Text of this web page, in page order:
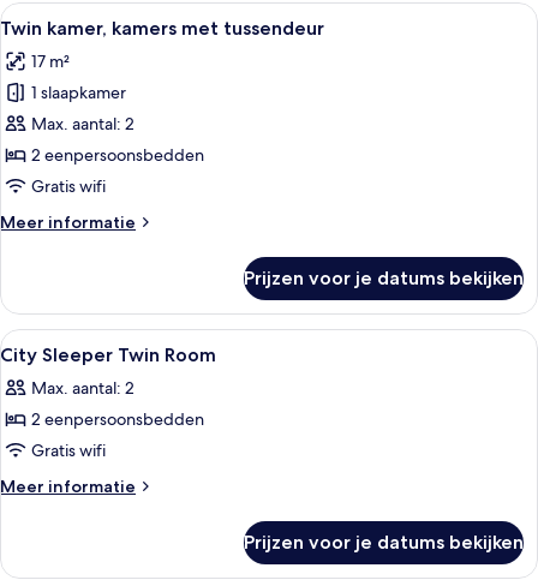
Alle
foto's
voor
Twin
kamer,
kamers
met
laden
Een hotelkamer met twee bedden,
9
Twin kamer, kamers met tussendeur
17 m²
1 slaapkamer
Max. aantal: 2
2 eenpersoonsbedden
Gratis wifi
Meer informatie
Meer
kamer,
kamers
met
tussendeur
Prijzen voor je datums bekijken
Alle
foto's
voor
City
Sleeper
Twin
Een kluis op de kamer, een
2
City Sleeper Twin Room
Max. aantal: 2
2 eenpersoonsbedden
Gratis wifi
Meer informatie
Meer
Sleeper
Prijzen voor je datums bekijken